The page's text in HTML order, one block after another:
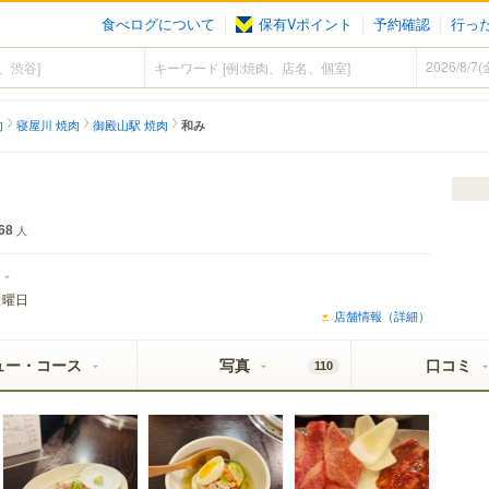
食べログについて 保有Vポイント 予約確認 行っ
寝屋川 焼肉 御殿山駅 焼肉 和み
人
日
店舗情報（詳細）
ー・コース 写真 110 口コミ